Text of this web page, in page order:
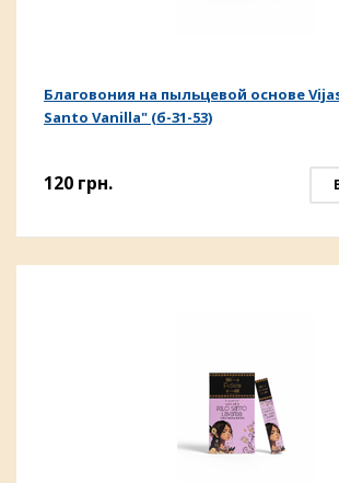
Благовония на пыльцевой основе
Santo Vanilla" (б-31-53)
120 грн.